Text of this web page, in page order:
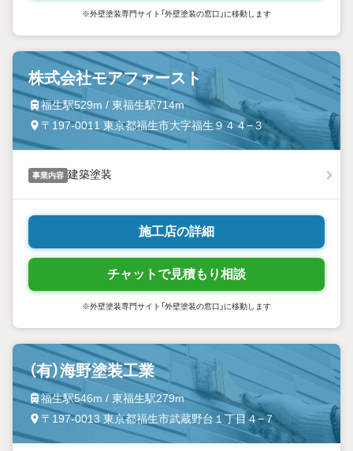
※外壁塗装専門サイト「外壁塗装の窓口」に移動します
株式会社モアファースト
福生駅529m / 東福生駅714m
〒197-0011 東京都福生市大字福生９４４−３
事業内容 建築塗装
施工店の詳細
チャットで見積もり相談
※外壁塗装専門サイト「外壁塗装の窓口」に移動します
（有）海野塗装工業
福生駅546m / 東福生駅279m
〒197-0013 東京都福生市武蔵野台１丁目４−７